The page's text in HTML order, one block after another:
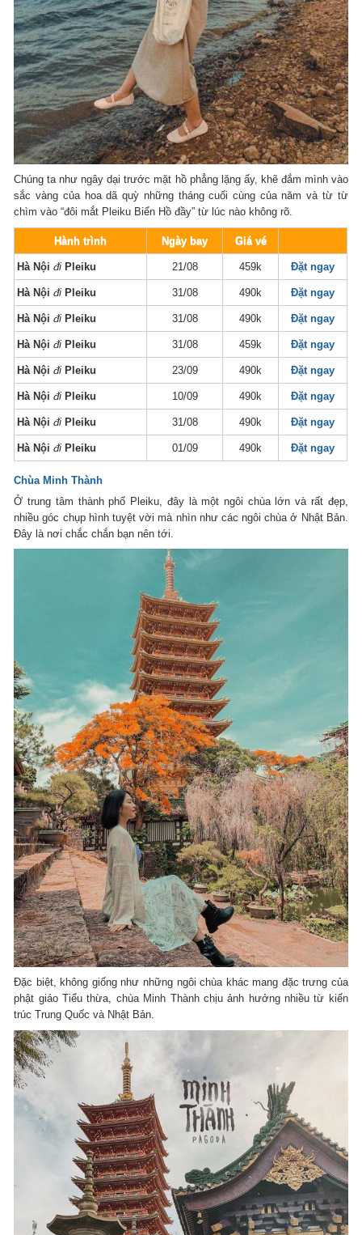
Chúng ta như ngây dại trước mặt hồ phẳng lặng ấy, khẽ đắm mình vào
sắc vàng của hoa dã quỳ những tháng cuối cùng của năm và từ từ
chìm vào “đôi mắt Pleiku Biển Hồ đầy” từ lúc nào không rõ.
Hành trình Ngày bay Giá vé
Hà Nộiđi Pleiku 21/08 459k Đặt ngay
Hà Nộiđi Pleiku 31/08 490k Đặt ngay
Hà Nộiđi Pleiku 31/08 490k Đặt ngay
Hà Nộiđi Pleiku 31/08 459k Đặt ngay
Hà Nộiđi Pleiku 23/09 490k Đặt ngay
Hà Nộiđi Pleiku 10/09 490k Đặt ngay
Hà Nộiđi Pleiku 31/08 490k Đặt ngay
Hà Nộiđi Pleiku 01/09 490k Đặt ngay
Chùa Minh Thành
Ở trung tâm thành phố Pleiku, đây là một ngôi chùa lớn và rất đẹp,
nhiều góc chụp hình tuyệt vời mà nhìn như các ngôi chùa ở Nhật Bản.
Đây là nơi chắc chắn bạn nên tới.
Đặc biệt, không giống như những ngôi chùa khác mang đặc trưng của
phật giáo Tiểu thừa, chùa Minh Thành chịu ảnh hưởng nhiều từ kiến
trúc Trung Quốc và Nhật Bản.